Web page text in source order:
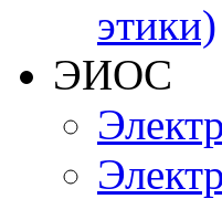
этики)
ЭИОС